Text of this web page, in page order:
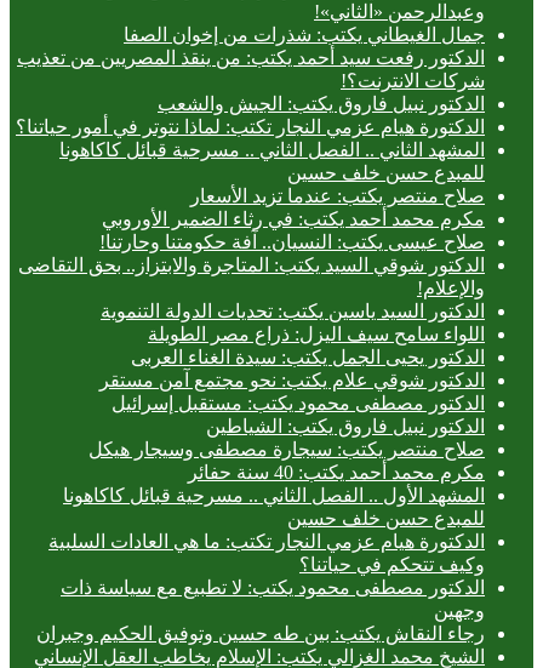
وعبدالرحمن «الثاني»!
جمال الغيطاني يكتب: شذرات من إخوان الصفا
الدكتور رفعت سيد أحمد يكتب: من ينقذ المصريين من تعذيب
شركات الانترنت؟!
الدكتور نبيل فاروق يكتب: الجيش والشعب
الدكتورة هيام عزمي النجار تكتب: لماذا نتوتر في أمور حياتنا؟
المشهد الثاني .. الفصل الثاني .. مسرحية قبائل كاكاهونا
للمبدع حسن خلف حسين
صلاح منتصر يكتب: عندما تزيد الأسعار
مكرم محمد أحمد يكتب: في رثاء الضمير الأوروبي
صلاح عيسى يكتب: النسيان.. آفة حكومتنا وحارتنا!
الدكتور شوقي السيد يكتب: المتاجرة والابتزاز.. بحق التقاضى
والإعلام!
الدكتور السيد ياسين يكتب: تحديات الدولة التنموية
اللواء سامح سيف اليزل: ذراع مصر الطويلة
الدكتور يحيى الجمل يكتب: سيدة الغناء العربى
الدكتور شوقي علام يكتب: نحو مجتمع آمن مستقر
الدكتور مصطفى محمود يكتب: مستقبل إسرائيل
الدكتور نبيل فاروق يكتب: الشياطين
صلاح منتصر يكتب: سيجارة مصطفى وسيجار هيكل
مكرم محمد أحمد يكتب: 40 سنة حفائر
المشهد الأول .. الفصل الثاني .. مسرحية قبائل كاكاهونا
للمبدع حسن خلف حسين
الدكتورة هيام عزمي النجار تكتب: ما هي العادات السلبية
وكيف تتحكم في حياتنا؟
الدكتور مصطفى محمود يكتب: لا تطبيع مع سياسة ذات
وجهين
رجاء النقاش يكتب: بين طه حسين وتوفيق الحكيم وجبران
الشيخ محمد الغزالي يكتب: الإسلام يخاطب العقل الإنساني